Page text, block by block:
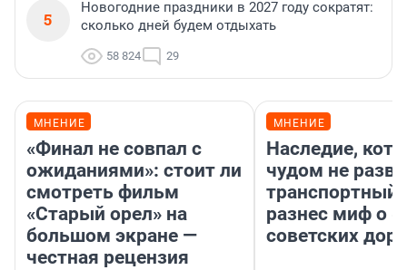
5
Новогодние праздники в 2027 году сократят:
сколько дней будем отдыхать
58 824 29
МНЕНИЕ
«Финал не совпал с
ожиданиями»: стоит ли
смотреть фильм
«Старый орел» на
большом экране —
честная рецензия
МНЕНИЕ
Наследие,
чудом не
транспортный
разнес миф о
советских